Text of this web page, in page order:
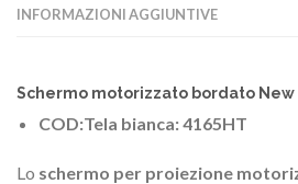
INFORMAZIONI AGGIUNTIVE
Schermo motorizzato bordato New
COD:Tela bianca: 4165HT
Lo schermo per proiezione